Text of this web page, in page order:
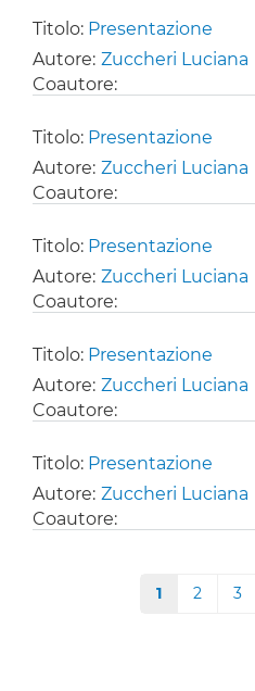
Titolo: Presentazione
Autore: Zuccheri Luciana
Coautore:
Titolo: Presentazione
Autore: Zuccheri Luciana
Coautore:
Titolo: Presentazione
Autore: Zuccheri Luciana
Coautore:
Titolo: Presentazione
Autore: Zuccheri Luciana
Coautore:
Titolo: Presentazione
Autore: Zuccheri Luciana
Coautore:
PaginazionePage
1 Page
2 3